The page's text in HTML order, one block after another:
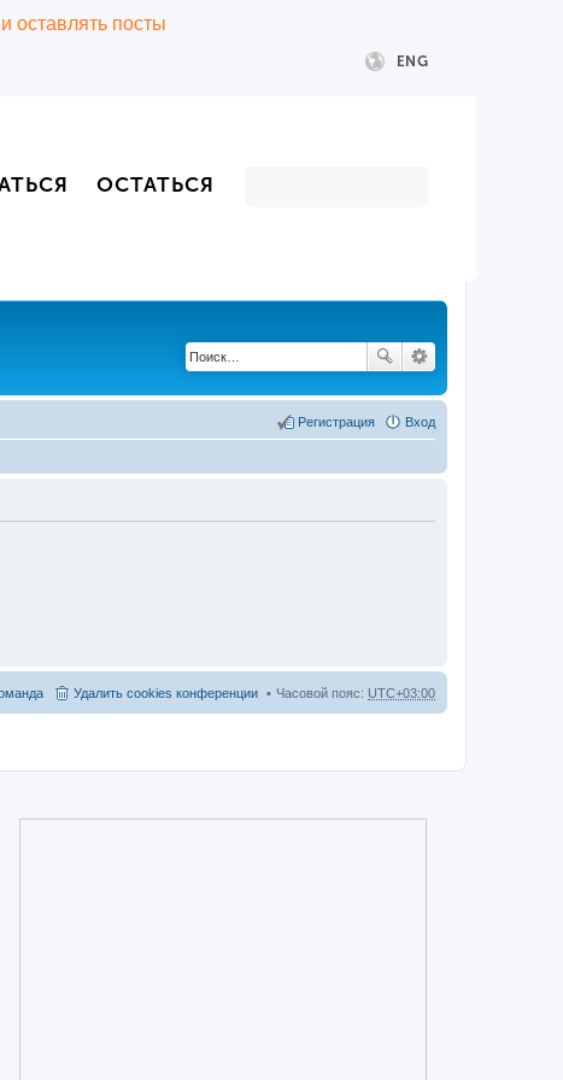
оставлять посты
ENG
ОСТАТЬСЯ
Вход
Регистрация
Часовой пояс: UTC+03:00
Удалить cookies конференции